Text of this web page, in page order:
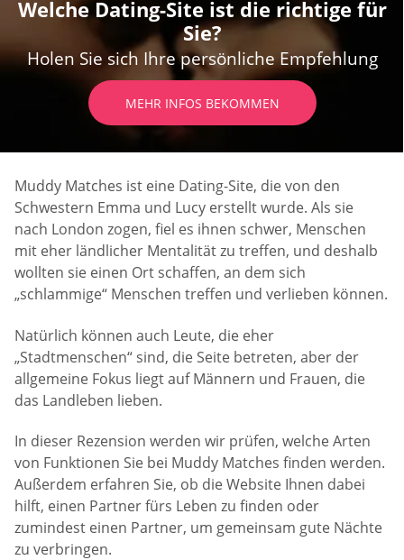
Welche Dating-Site ist die richtige für
Sie?
Holen Sie sich Ihre persönliche Empfehlung
MEHR INFOS BEKOMMEN
Muddy Matches ist eine Dating-Site, die von den
Schwestern Emma und Lucy erstellt wurde. Als sie
nach London zogen, fiel es ihnen schwer, Menschen
mit eher ländlicher Mentalität zu treffen, und deshalb
wollten sie einen Ort schaffen, an dem sich
„schlammige“ Menschen treffen und verlieben können.
Natürlich können auch Leute, die eher
„Stadtmenschen“ sind, die Seite betreten, aber der
allgemeine Fokus liegt auf Männern und Frauen, die
das Landleben lieben.
In dieser Rezension werden wir prüfen, welche Arten
von Funktionen Sie bei Muddy Matches finden werden.
Außerdem erfahren Sie, ob die Website Ihnen dabei
hilft, einen Partner fürs Leben zu finden oder
zumindest einen Partner, um gemeinsam gute Nächte
zu verbringen.